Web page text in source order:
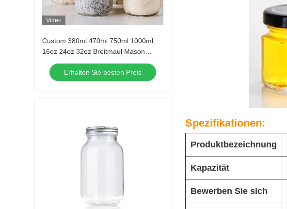
Video
Custom 380ml 470ml 750ml 1000ml
16oz 24oz 32oz Breitmaul Mason
Glasglasglas mit Deckel im Großhandel
Erhalten Sie besten Preis
Spezifikationen:
Produktbezeichnung
Kapazität
Bewerben Sie sich